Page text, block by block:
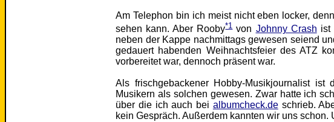
Am Telephon bin ich meist nicht eben locker,
sehen kann. Aber Rooby*1von Johnny Crash ist
neben der Kappe nachmittags gewesen seiend
gedauert habenden Weihnachtsfeier des ATZ
vorbereitet war, dennoch präsent war.
Als frischgebackener Hobby-Musikjournalist
Musikern als solchen gewesen. Zwar hatte ich
über die ich auch bei albumcheck.deschrieb.
kein Gespräch. Außerdem kannten wir uns schon.